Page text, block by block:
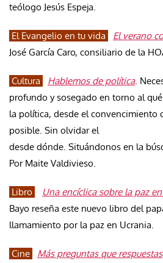
teólogo Jesús Espeja.
El Evangelio en tu vida El verano
José García Caro, consiliario de la
Cultura Hablemos de política.
profundo y sosegado en torno al
la política, desde el convencimiento
posible. Sin olvidar el
desde dónde. Situándonos en la
Por Maite Valdivieso.
Libro Una encíclica sobre la paz
Bayo reseña este nuevo libro del
llamamiento por la paz en Ucrania.
Cine Más preguntas que respuestas